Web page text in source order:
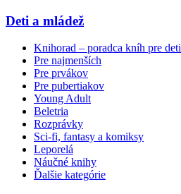
Deti a mládež
Knihorad – poradca kníh pre deti
Pre najmenších
Pre prvákov
Pre pubertiakov
Young Adult
Beletria
Rozprávky
Sci-fi, fantasy a komiksy
Leporelá
Náučné knihy
Ďalšie kategórie